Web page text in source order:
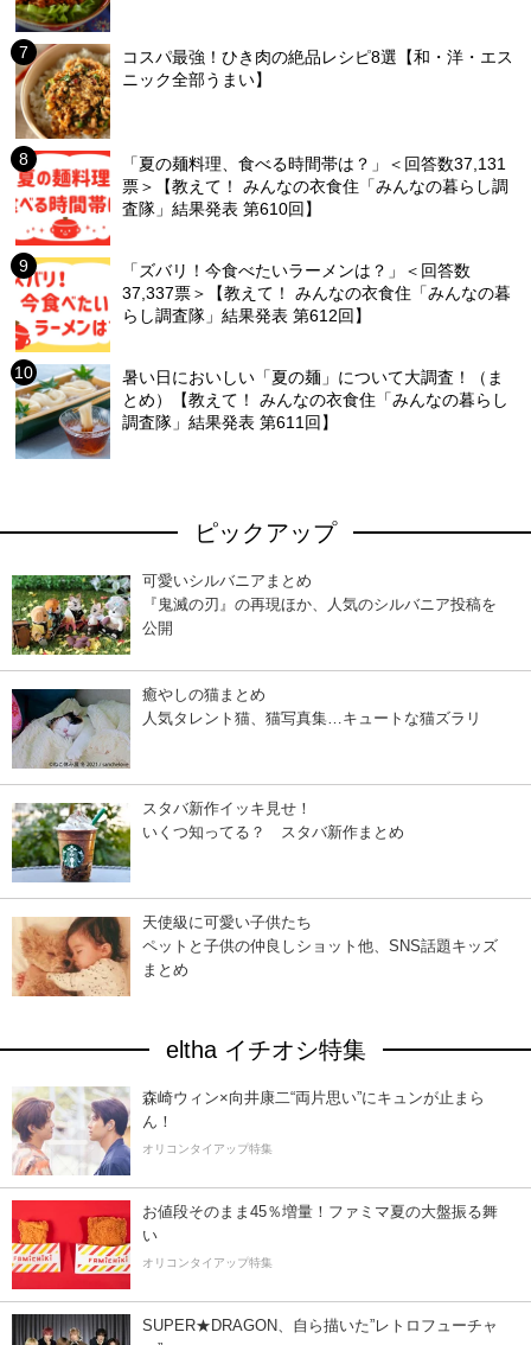
コスパ最強！ひき肉の絶品レシピ8選【和・洋・エス
ニック全部うまい】
「夏の麺料理、食べる時間帯は？」＜回答数37,131
票＞【教えて！ みんなの衣食住「みんなの暮らし調
査隊」結果発表 第610回】
「ズバリ！今食べたいラーメンは？」＜回答数
37,337票＞【教えて！ みんなの衣食住「みんなの暮
らし調査隊」結果発表 第612回】
暑い日においしい「夏の麺」について大調査！（ま
とめ）【教えて！ みんなの衣食住「みんなの暮らし
調査隊」結果発表 第611回】
ピックアップ
可愛いシルバニアまとめ
『鬼滅の刃』の再現ほか、人気のシルバニア投稿を
公開
癒やしの猫まとめ
人気タレント猫、猫写真集…キュートな猫ズラリ
スタバ新作イッキ見せ！
いくつ知ってる？ スタバ新作まとめ
天使級に可愛い子供たち
ペットと子供の仲良しショット他、SNS話題キッズ
まとめ
eltha イチオシ特集
森崎ウィン×向井康二“両片思い”にキュンが止まら
ん！
オリコンタイアップ特集
お値段そのまま45％増量！ファミマ夏の大盤振る舞
い
オリコンタイアップ特集
SUPER★DRAGON、自ら描いた”レトロフューチャ